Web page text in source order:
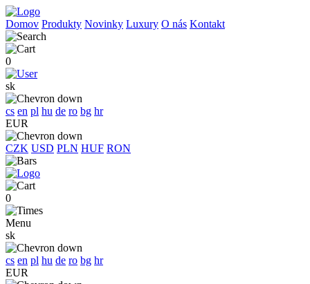
Domov Produkty Novinky Luxury O nás Kontakt
0
sk
cs en pl hu de ro bg hr
EUR
CZK USD PLN HUF RON
0
Menu
sk
cs en pl hu de ro bg hr
EUR